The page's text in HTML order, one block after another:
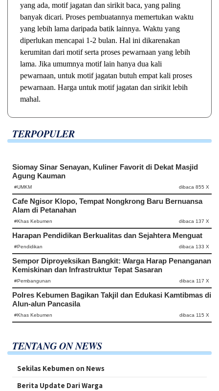
yang ada, motif jagatan dan sirikit baca, yang paling
banyak dicari. Proses pembuatannya memertukan waktu
yang lebih lama daripada batik lainnya. Waktu yang
diperlukan mencapai 1-2 bulan. Hal ini dikarenakan
kerumitan dari motif serta proses pewarnaan yang lebih
lama. Jika umumnya motif lain hanya dua kali
pewarnaan, untuk motif jagatan butuh empat kali proses
pewarnaan. Harga untuk motif jagatan dan sirikit lebih
mahal.
TERPOPULER
Siomay Sinar Senayan, Kuliner Favorit di Dekat Masjid
Agung Kauman
#UMKM dibaca 855 X
Cafe Ngisor Klopo, Tempat Nongkrong Baru Bernuansa
Alam di Petanahan
#Khas Kebumen dibaca 137 X
Harapan Pendidikan Berkualitas dan Sejahtera Menguat
#Pendidikan dibaca 133 X
Sempor Diproyeksikan Bangkit: Warga Harap Penanganan
Kemiskinan dan Infrastruktur Tepat Sasaran
#Pembangunan dibaca 117 X
Polres Kebumen Bagikan Takjil dan Edukasi Kamtibmas di
Alun-alun Pancasila
#Khas Kebumen dibaca 115 X
TENTANG ON NEWS
Sekilas Kebumen on News
Berita Update Dari Warga